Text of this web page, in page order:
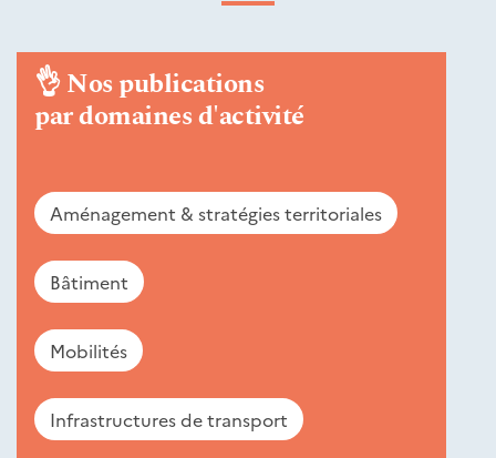
👌Nos publications
par domaines d'activité
Aménagement & stratégies territoriales
Bâtiment
Mobilités
Infrastructures de transport